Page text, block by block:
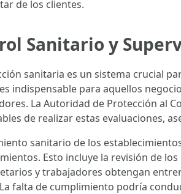
de los clientes.
Sanitario y
sanitaria es un sistema crucial
indispensable para aquellos
La Autoridad de Protección al
de realizar estas evaluaciones,
sanitario de los
Esto incluye la revisión de
y trabajadores obtengan
falta de cumplimiento podría